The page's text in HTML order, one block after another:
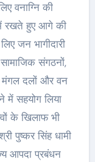
रखते हुए आगे की
जन भागीदारी
संगठनों,
मंगल दलों और वन
में सहयोग लिया
के खिलाफ भी
पुष्कर सिंह धामी
आपदा प्रबंधन